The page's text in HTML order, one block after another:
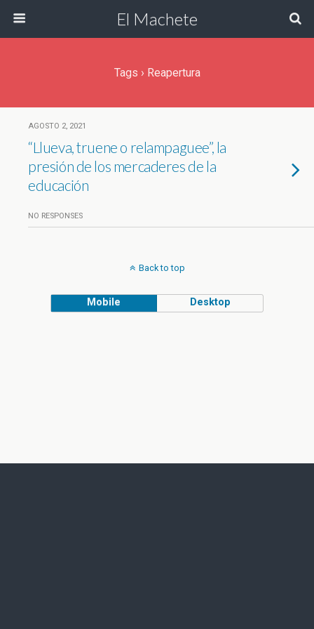
El Machete
Tags › Reapertura
AGOSTO 2, 2021
“Llueva, truene o relampaguee”, la
presión de los mercaderes de la
educación
NO RESPONSES
Back to top
Mobile Desktop